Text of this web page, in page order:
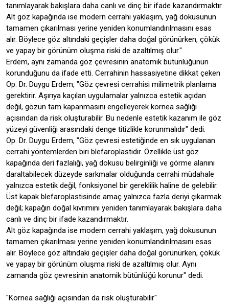
tanımlayarak bakışlara daha canlı ve dinç bir ifade kazandırmaktır.
Alt göz kapağında ise modern cerrahi yaklaşım, yağ dokusunun
tamamen çıkarılması yerine yeniden konumlandırılmasını esas
alır. Böylece göz altındaki geçişler daha doğal görünürken, çökük
ve yapay bir görünüm oluşma riski de azaltılmış olur."
Erdem, aynı zamanda göz çevresinin anatomik bütünlüğünün
korunduğunu da ifade etti. Cerrahinin hassasiyetine dikkat çeken
Op. Dr. Duygu Erdem, "Göz çevresi cerrahisi milimetrik planlama
gerektirir. Aşırıya kaçılan uygulamalar yalnızca estetik açıdan
değil, gözün tam kapanmasını engelleyerek kornea sağlığı
açısından da risk oluşturabilir. Bu nedenle estetik kazanım ile göz
yüzeyi güvenliği arasındaki denge titizlikle korunmalıdır" dedi.
Op. Dr. Duygu Erdem, "Göz çevresi estetiğinde en sık uygulanan
cerrahi yöntemlerden biri blefaroplastidir. Özellikle üst göz
kapağında deri fazlalığı, yağ dokusu belirginliği ve görme alanını
daraltabilecek düzeyde sarkmalar olduğunda cerrahi müdahale
yalnızca estetik değil, fonksiyonel bir gereklilik haline de gelebilir.
Üst kapak blefaroplastisinde amaç yalnızca fazla deriyi çıkarmak
değil; kapağın doğal kıvrımını yeniden tanımlayarak bakışlara daha
canlı ve dinç bir ifade kazandırmaktır.
Alt göz kapağında ise modern cerrahi yaklaşım, yağ dokusunun
tamamen çıkarılması yerine yeniden konumlandırılmasını esas
alır. Böylece göz altındaki geçişler daha doğal görünürken, çökük
ve yapay bir görünüm oluşma riski de azaltılmış olur. Aynı
zamanda göz çevresinin anatomik bütünlüğü korunur" dedi.
"Kornea sağlığı açısından da risk oluşturabilir"